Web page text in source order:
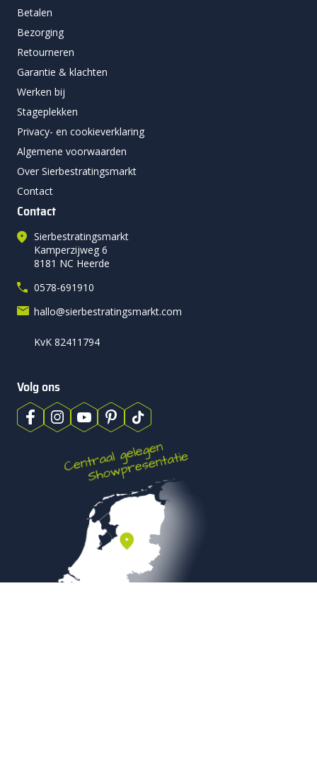
Betalen
Bezorging
Retourneren
Garantie & klachten
Werken bij
Stageplekken
Privacy- en cookieverklaring
Algemene voorwaarden
Over Sierbestratingsmarkt
Contact
Contact
Sierbestratingsmarkt
Kamperzijweg 6
8181 NC Heerde
0578-691910
hallo@sierbestratingsmarkt.com
KvK 82411794
Volg ons